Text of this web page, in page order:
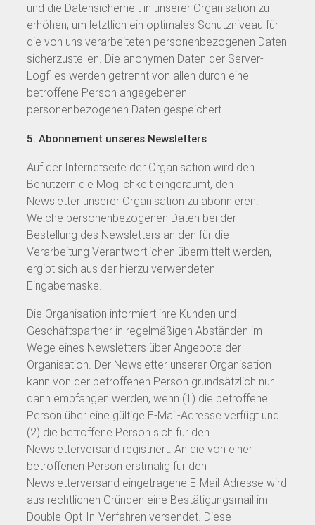
und die Datensicherheit in unserer Organisation zu
erhöhen, um letztlich ein optimales Schutzniveau für
die von uns verarbeiteten personenbezogenen Daten
sicherzustellen. Die anonymen Daten der Server-
Logfiles werden getrennt von allen durch eine
betroffene Person angegebenen
personenbezogenen Daten gespeichert.
5. Abonnement unseres Newsletters
Auf der Internetseite der Organisation wird den
Benutzern die Möglichkeit eingeräumt, den
Newsletter unserer Organisation zu abonnieren.
Welche personenbezogenen Daten bei der
Bestellung des Newsletters an den für die
Verarbeitung Verantwortlichen übermittelt werden,
ergibt sich aus der hierzu verwendeten
Eingabemaske.
Die Organisation informiert ihre Kunden und
Geschäftspartner in regelmäßigen Abständen im
Wege eines Newsletters über Angebote der
Organisation. Der Newsletter unserer Organisation
kann von der betroffenen Person grundsätzlich nur
dann empfangen werden, wenn (1) die betroffene
Person über eine gültige E-Mail-Adresse verfügt und
(2) die betroffene Person sich für den
Newsletterversand registriert. An die von einer
betroffenen Person erstmalig für den
Newsletterversand eingetragene E-Mail-Adresse wird
aus rechtlichen Gründen eine Bestätigungsmail im
Double-Opt-In-Verfahren versendet. Diese